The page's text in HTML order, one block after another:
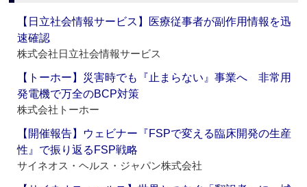
【日立社会情報サービス】医療従事者が副作用情報を迅
速確認
株式会社日立社会情報サービス
【トーホー】災害時でも『止まらない』事業へ 非常用
発電機で万全のBCP対策
株式会社トーホー
【開催報告】ウェビナー『FSPで変える臨床開発の生産
性』で振り返るFSP戦略
サイネオス・ヘルス・ジャパン株式会社